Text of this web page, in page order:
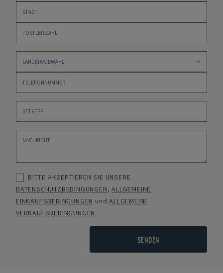
BITTE AKZEPTIEREN SIE UNSERE
DATENSCHUTZBEDINGUNGEN,ALLGEMEINE
EINKAUFSBEDINGUNGEN undALLGEMEINE
VERKAUFSBEDINGUNGEN
SENDEN